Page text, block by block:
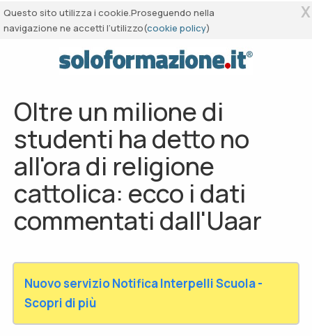
Questo sito utilizza i cookie.Proseguendo nella
navigazione ne accetti l’utilizzo(cookie policy)
X
Oltre un milione di
studenti ha detto no
all'ora di religione
cattolica: ecco i dati
commentati dall'Uaar
Nuovo servizio Notifica Interpelli Scuola -
Scopri di più